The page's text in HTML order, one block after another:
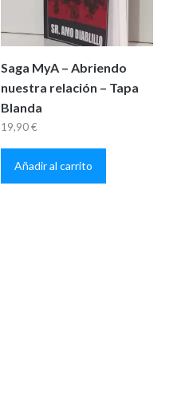
Saga MyA – Abriendo
nuestra relación – Tapa
Blanda
19,90€
Añadir al carrito